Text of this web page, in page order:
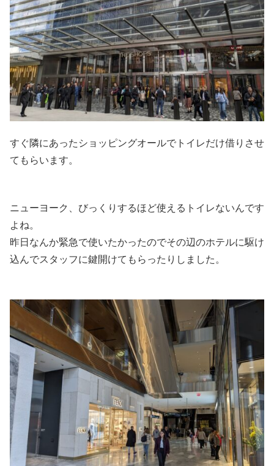
すぐ隣にあったショッピングオールでトイレだけ借りさせ
てもらいます。
ニューヨーク、びっくりするほど使えるトイレないんです
よね。
昨日なんか緊急で使いたかったのでその辺のホテルに駆け
込んでスタッフに鍵開けてもらったりしました。